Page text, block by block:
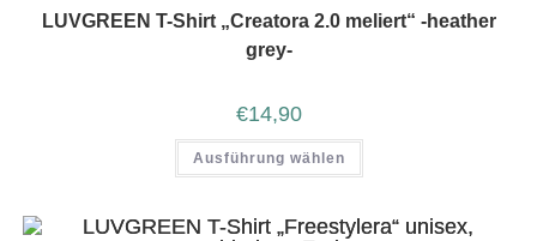
LUVGREEN T-Shirt „Creatora 2.0 meliert“ -heather
grey-
€14,90
Ausführung wählen